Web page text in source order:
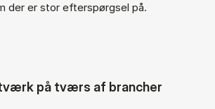
der er stor efterspørgsel på.
på tværs af brancher